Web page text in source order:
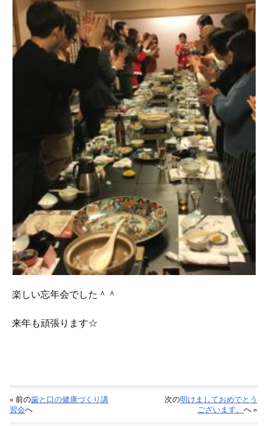
楽しい忘年会でした＾＾
来年も頑張ります☆
« 前の歯と口の健康づくり講
習会へ
次の明けましておめでとう
ございます。 へ »